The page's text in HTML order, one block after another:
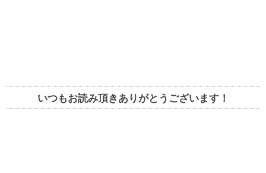
いつもお読み頂きありがとうございます！